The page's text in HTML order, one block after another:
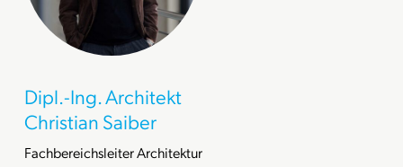
Dipl.-Ing. Architekt
Christian Saiber
Fachbereichsleiter Architektur